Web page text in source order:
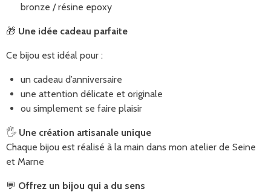
bronze / résine epoxy
🎁 Une idée cadeau parfaite
Ce bijou est idéal pour :
un cadeau d’anniversaire
une attention délicate et originale
ou simplement se faire plaisir
🖐️ Une création artisanale unique
Chaque bijou est réalisé à la main dans mon atelier de Seine
et Marne
💬 Offrez un bijou qui a du sens